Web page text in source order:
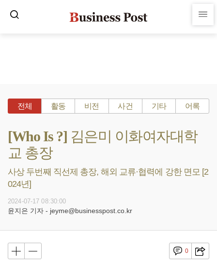
전체 활동 비전 사건 기타 어록
[Who Is ?] 김은미 이화여자대학
교 총장
사상 두번째 직선제 총장, 해외 교류·협력에 강한 면모 [2
024년]
2024-07-17 08:30:00
윤지은 기자 - jeyme@businesspost.co.kr
0